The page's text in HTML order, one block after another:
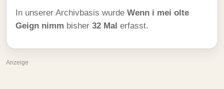
In unserer Archivbasis wurde Wenn i mei olte
Geign nimm bisher 32 Mal erfasst.
Anzeige